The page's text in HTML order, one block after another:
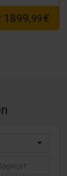
1899,99€